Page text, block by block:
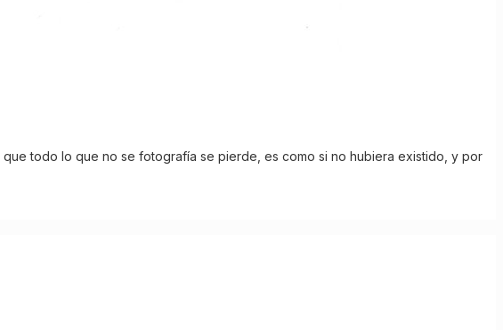
todo lo que no se fotografía se pierde, es como si no hubiera existido, y por